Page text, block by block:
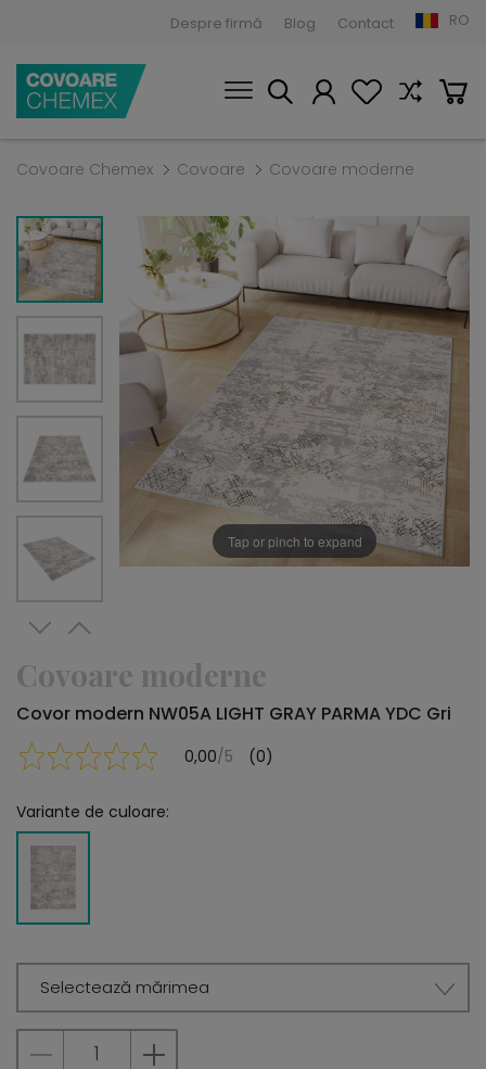
Despre firmă Blog Contact RO
Covoare Chemex Covoare Covoare moderne
Tap or pinch to expand
Covoare moderne
Covor modern NW05A LIGHT GRAY PARMA YDC Gri
0,00/5 (0)
Variante de culoare:
Selectează mărimea